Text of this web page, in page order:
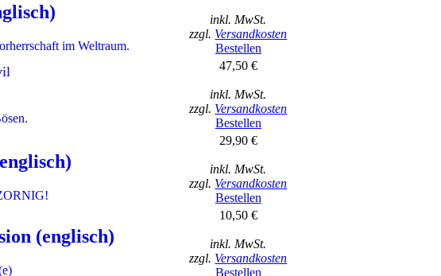
im Weltraum.
inkl. MwSt.
zzgl. Versandkosten
Bestellen
47,50 €
inkl. MwSt.
zzgl. Versandkosten
Bestellen
29,90 €
inkl. MwSt.
zzgl. Versandkosten
Bestellen
(englisch)
10,50 €
inkl. MwSt.
zzgl. Versandkosten
Bestellen